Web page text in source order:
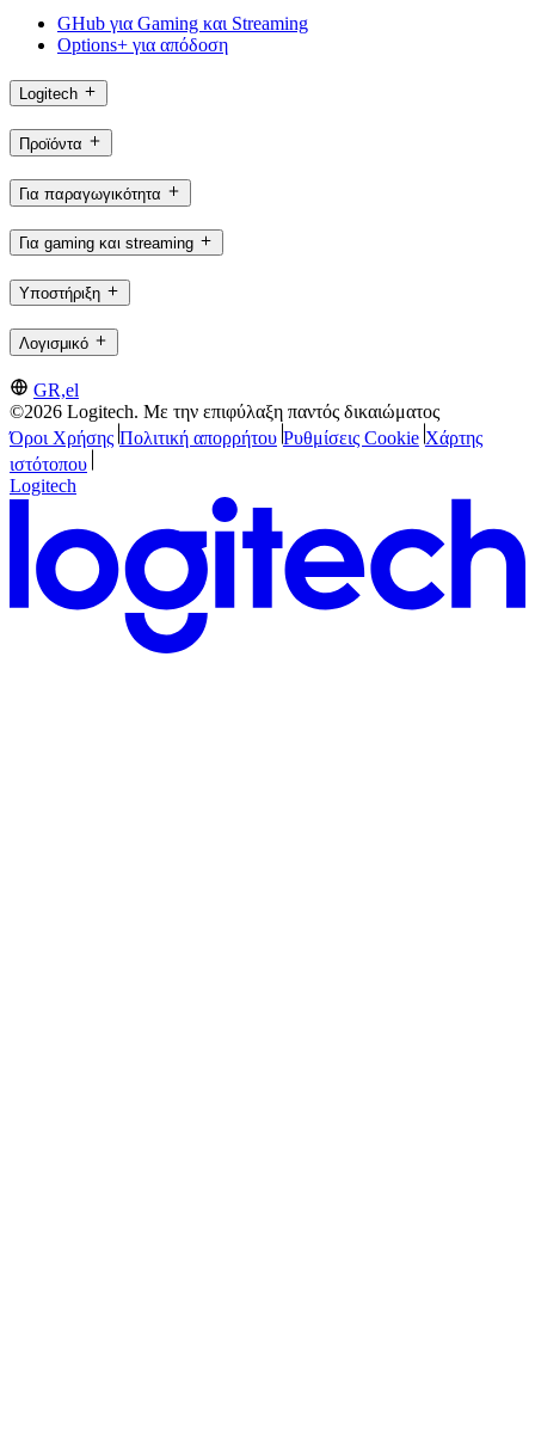
GHub για Gaming και Streaming
Options+ για απόδοση
Logitech
Προϊόντα
Για παραγωγικότητα
Για gaming και streaming
Υποστήριξη
Λογισμικό
GR,el
©2026 Logitech. Με την επιφύλαξη παντός δικαιώματος
Όροι Χρήσης Πολιτική απορρήτου Ρυθμίσεις Cookie Χάρτης
ιστότοπου
Logitech